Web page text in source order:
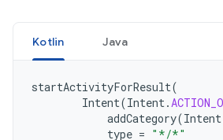
Kotlin Java
startActivityForResult(
Intent(Intent.
addCategory(Intent
type = "*/*"